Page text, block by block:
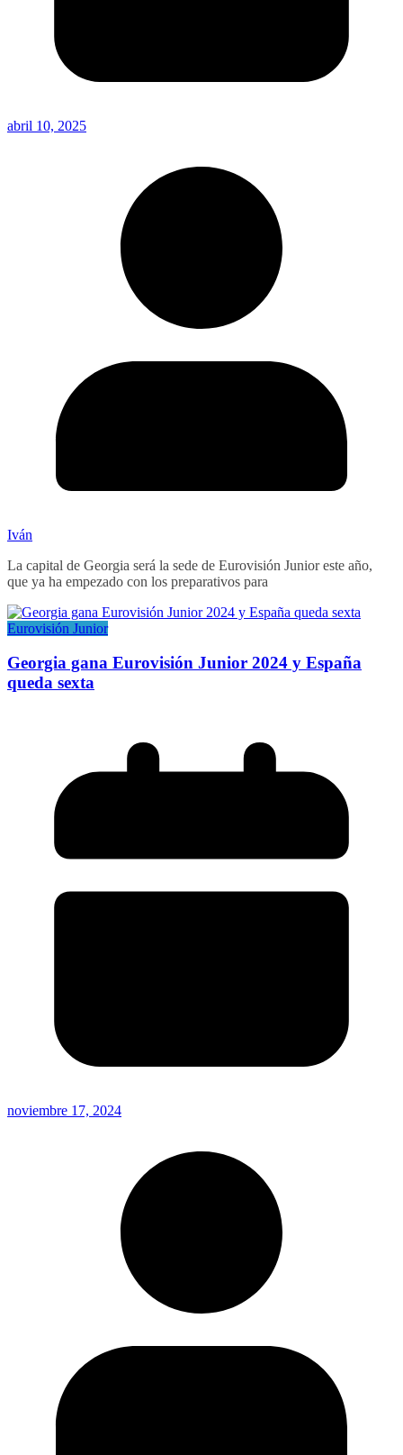
abril 10, 2025
Iván
La capital de Georgia será la sede de Eurovisión Junior este año,
que ya ha empezado con los preparativos para
Eurovisión Junior
Georgia gana Eurovisión Junior 2024 y España
queda sexta
noviembre 17, 2024